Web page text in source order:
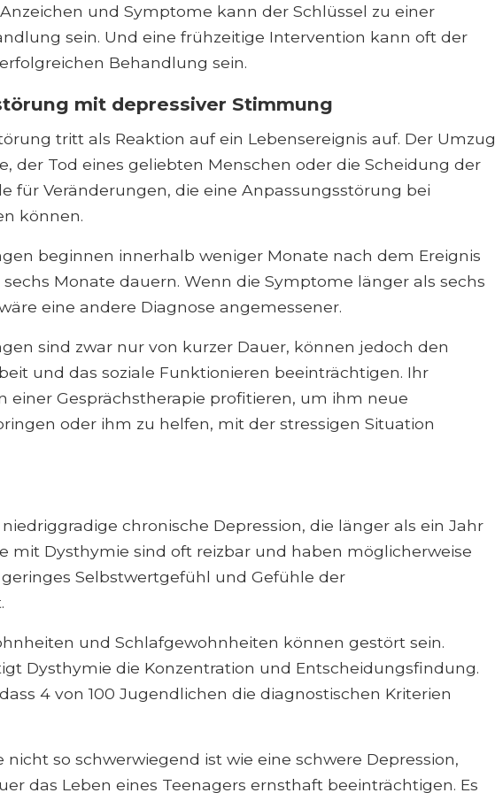
und Symptome kann der Schlüssel zu einer
sein. Und eine frühzeitige Intervention kann oft der
Behandlung sein.
mit depressiver Stimmung
tritt als Reaktion auf ein Lebensereignis auf. Der Umzug
der Tod eines geliebten Menschen oder die Scheidung der
für Veränderungen, die eine Anpassungsstörung bei
können.
beginnen innerhalb weniger Monate nach dem Ereignis
Monate dauern. Wenn die Symptome länger als sechs
eine andere Diagnose angemessener.
sind zwar nur von kurzer Dauer, können jedoch den
und das soziale Funktionieren beeinträchtigen. Ihr
einer Gesprächstherapie profitieren, um ihm neue
oder ihm zu helfen, mit der stressigen Situation
chronische Depression, die länger als ein Jahr
mit Dysthymie sind oft reizbar und haben möglicherweise
Selbstwertgefühl und Gefühle der
und Schlafgewohnheiten können gestört sein.
Dysthymie die Konzentration und Entscheidungsfindung.
4 von 100 Jugendlichen die diagnostischen Kriterien
so schwerwiegend ist wie eine schwere Depression,
das Leben eines Teenagers ernsthaft beeinträchtigen. Es